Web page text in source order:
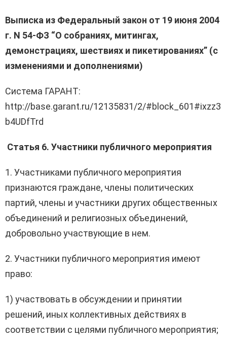
Выписка из Федеральный закон от 19 июня 2004
г. N 54-ФЗ “О собраниях, митингах,
демонстрациях, шествиях и пикетированиях” (с
изменениями и дополнениями)
Система ГАРАНТ:
http://base.garant.ru/12135831/2/#block_601#ixzz3
b4UDfTrd
Статья 6. Участники публичного мероприятия
1. Участниками публичного мероприятия
признаются граждане, члены политических
партий, члены и участники других общественных
объединений и религиозных объединений,
добровольно участвующие в нем.
2. Участники публичного мероприятия имеют
право:
1) участвовать в обсуждении и принятии
решений, иных коллективных действиях в
соответствии с целями публичного мероприятия;